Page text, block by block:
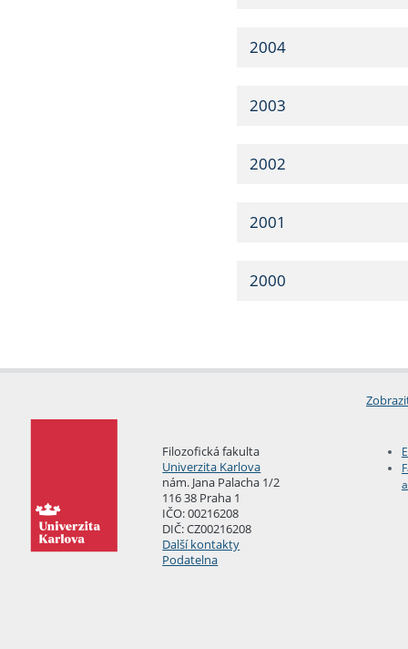
2004
2003
2002
2001
2000
Filozofická fakulta
Univerzita Karlova
nám. Jana Palacha 1/2
116 38 Praha 1
IČO: 00216208
DIČ: CZ00216208
Další kontakty
Podatelna